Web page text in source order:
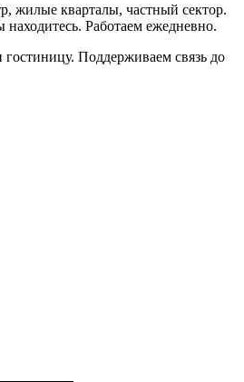
жилые кварталы, частный сектор.
находитесь. Работаем ежедневно.
Поддерживаем связь до